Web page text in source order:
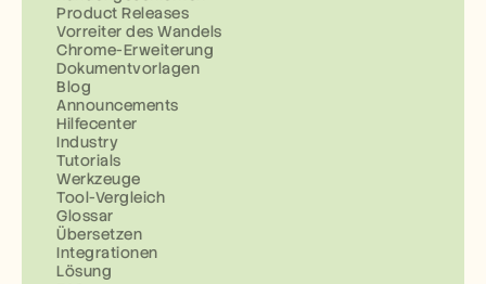
Product Releases
Vorreiter des Wandels
Chrome-Erweiterung
Dokumentvorlagen
Blog
Announcements
Hilfecenter
Industry
Tutorials
Werkzeuge
Tool-Vergleich
Glossar
Übersetzen
Integrationen
Lösung